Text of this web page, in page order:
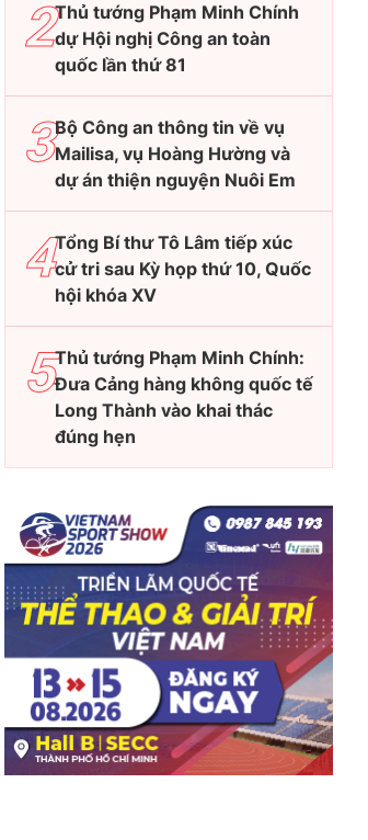
Thủ tướng Phạm Minh Chính
dự Hội nghị Công an toàn
quốc lần thứ 81
Bộ Công an thông tin về vụ
Mailisa, vụ Hoàng Hường và
dự án thiện nguyện Nuôi Em
Tổng Bí thư Tô Lâm tiếp xúc
cử tri sau Kỳ họp thứ 10, Quốc
hội khóa XV
Thủ tướng Phạm Minh Chính:
Đưa Cảng hàng không quốc tế
Long Thành vào khai thác
đúng hẹn